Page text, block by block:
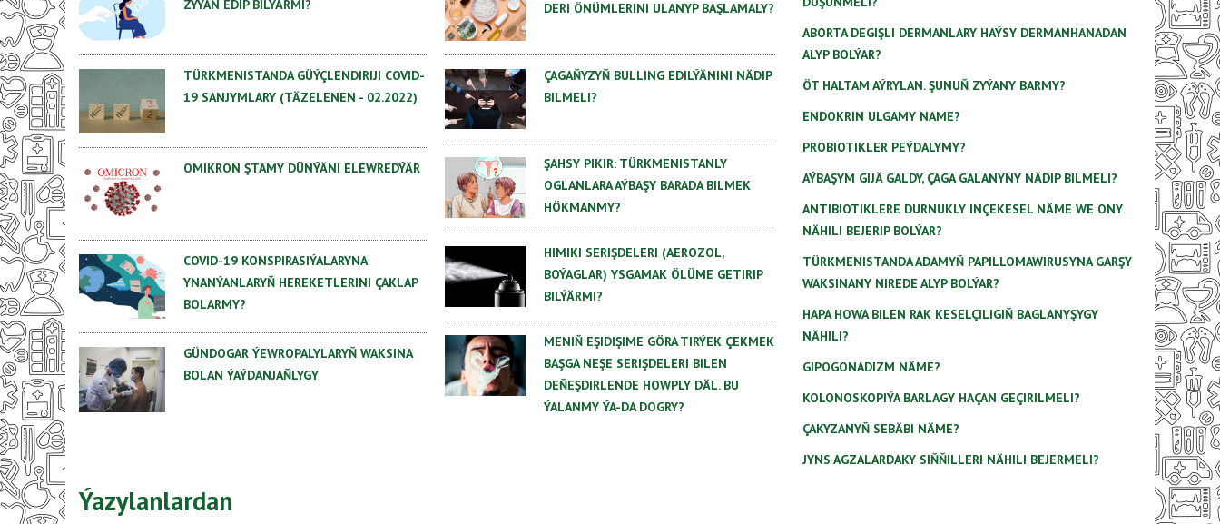
ZYÝAN EDIP BILÝÄRMI?
TÜRKMENISTANDA GÜÝÇLENDIRIJI СOVID-
19 SANJYMLARY (TÄZELENEN - 02.2022)
OMIKRON ŞTAMY DÜNÝÄNI ELEWREDÝÄR
COVID-19 KONSPIRASIÝALARYNA
YNANÝANLARYŇ HEREKETLERINI ÇAKLAP
BOLARMY?
GÜNDOGAR ÝEWROPALYLARYŇ WAKSINA
BOLAN ÝAÝDANJAŇLYGY
DERI ÖNÜMLERINI ULANYP BAŞLAMALY?
ÇAGAŇYZYŇ BULLING EDILÝÄNINI NÄDIP
BILMELI?
ŞAHSY PIKIR: TÜRKMENISTANLY
OGLANLARA AÝBAŞY BARADA BILMEK
HÖKMANMY?
HIMIKI SERIŞDELERI (AEROZOL,
BOÝAGLAR) YSGAMAK ÖLÜME GETIRIP
BILÝÄRMI?
MENIŇ EŞIDIŞIME GÖRA TIRÝEK ÇEKMEK
BAŞGA NEŞE SERIŞDELERI BILEN
DEŇEŞDIRLENDE HOWPLY DÄL. BU
ÝALANMY ÝA-DA DOGRY?
ABORTA DEGIŞLI DERMANLARY HAÝSY DERMANHANADAN
ALYP BOLÝAR?
ÖT HALTAM AÝRYLAN. ŞUNUŇ ZYÝANY BARMY?
ENDOKRIN ULGAMY NAME?
PROBIOTIKLER PEÝDALYMY?
AÝBAŞYM GIJÄ GALDY, ÇAGA GALANYNY NÄDIP BILMELI?
ANTIBIOTIKLERE DURNUKLY INÇEKESEL NÄME WE ONY
NÄHILI BEJERIP BOLÝAR?
TÜRKMENISTANDA ADAMYŇ PAPILLOMAWIRUSYNA GARŞY
WAKSINANY NIREDE ALYP BOLÝAR?
HAPA HOWA BILEN RAK KESELÇILIGIŇ BAGLANYŞYGY
NÄHILI?
GIPOGONADIZM NÄME?
KOLONOSKOPIÝA BARLAGY HAÇAN GEÇIRILMELI?
ÇAKYZANYŇ SEBÄBI NÄME?
JYNS AGZALARDAKY SIŇŇILLERI NÄHILI BEJERMELI?
Ýazylanlardan